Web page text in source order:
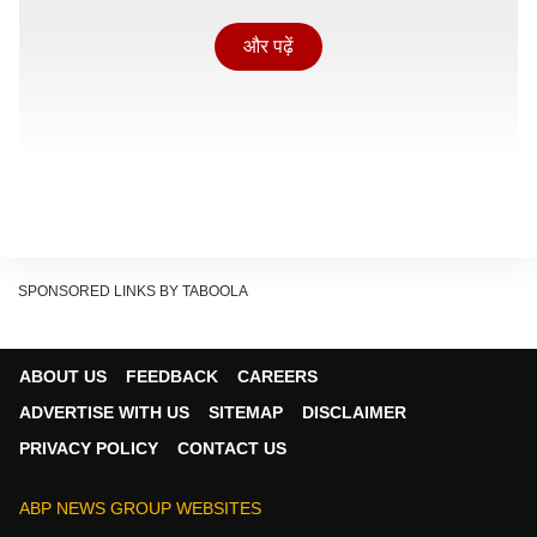
हेल्थ और उनकी जरूरतों को समझना भी बेहद जरूरी है. आज हम
और पढ़ें
SPONSORED LINKS BY TABOOLA
ABOUT US FEEDBACK
CAREERS
ADVERTISE WITH US
SITEMAP
DISCLAIMER
PRIVACY POLICY
CONTACT US
ABP NEWS GROUP WEBSITES